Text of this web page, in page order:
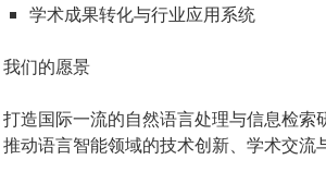
学术成果转化与行业应用系统
我们的愿景
打造国际一流的自然语言处理与信息检索
推动语言智能领域的技术创新、学术交流